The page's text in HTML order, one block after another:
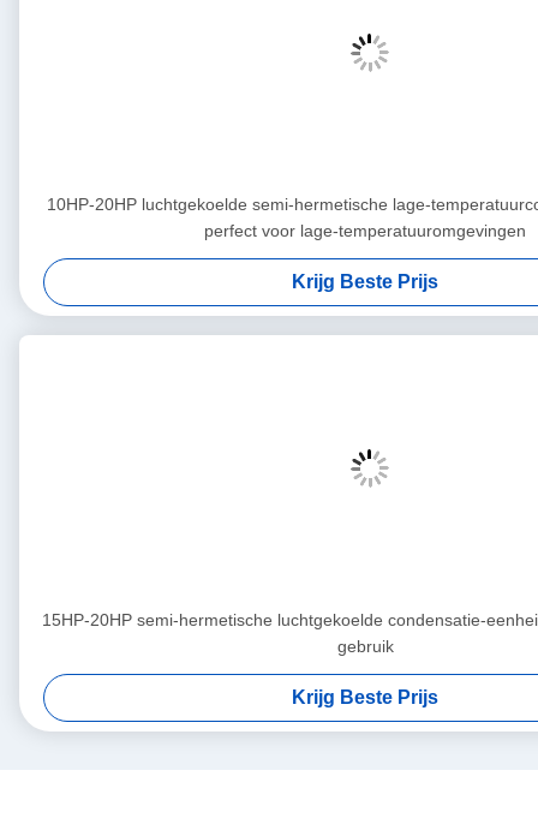
10HP-20HP luchtgekoelde semi-hermetische lage-
perfect voor lage-temperatuuromgevingen
Krijg Beste Prijs
15HP-20HP semi-hermetische luchtgekoelde condensatie-
gebruik
Krijg Beste Prijs